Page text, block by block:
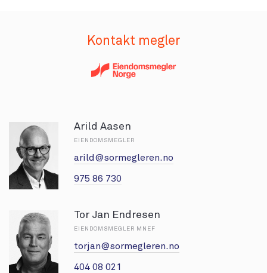
Kontakt megler
Arild Aasen
EIENDOMSMEGLER
arild@sormegleren.no
975 86 730
Tor Jan Endresen
EIENDOMSMEGLER MNEF
torjan@sormegleren.no
404 08 021